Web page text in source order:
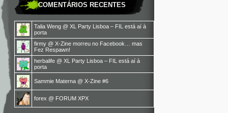
COMENTÁRIOS RECENTES
Talia Weng @ XL Party Lisboa – FIL está aí à
porta
firmy @ X-Zine morreu no Facebook… mas
Fez Respawn!
herbalife @ XL Party Lisboa – FIL está aí à
porta
Sammie Materna @ X-Zine #6
forex @ FORUM XPX